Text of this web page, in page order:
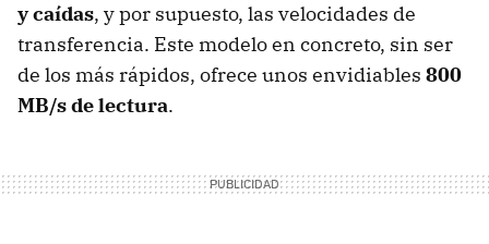
y caídas, y por supuesto, las velocidades de
transferencia. Este modelo en concreto, sin ser
de los más rápidos, ofrece unos envidiables 800
MB/s de lectura.